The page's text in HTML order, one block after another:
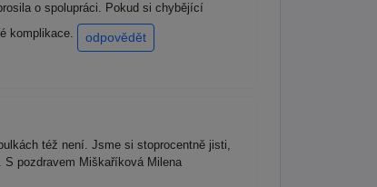
o spolupráci. Pokud si chybějící
komplikace.
odpovědět
též není. Jsme si stoprocentně jisti,
pozdravem Miškaříková Milena